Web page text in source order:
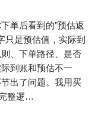
单后看到的”预估返
只是预估值，实际到
、下单路径、是否
到账和预估不一
出了问题。我用买
整逻…